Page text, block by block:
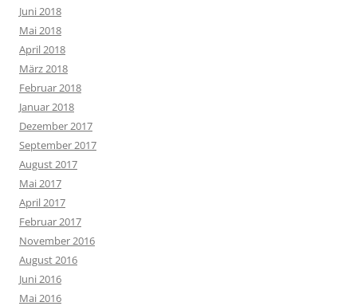
Juni 2018
Mai 2018
April 2018
März 2018
Februar 2018
Januar 2018
Dezember 2017
September 2017
August 2017
Mai 2017
April 2017
Februar 2017
November 2016
August 2016
Juni 2016
Mai 2016